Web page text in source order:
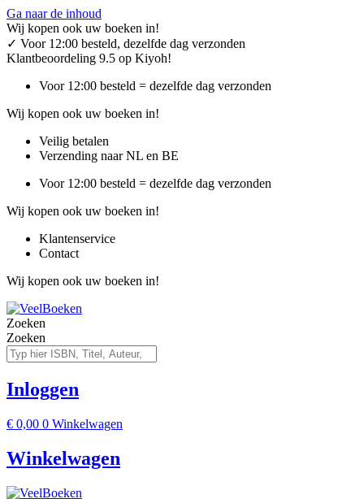
Ga naar de inhoud
Wij kopen ook uw boeken in!
✓ Voor 12:00 besteld, dezelfde dag verzonden
Klantbeoordeling 9.5 op Kiyoh!
Voor 12:00 besteld = dezelfde dag verzonden
Wij kopen ook uw boeken in!
Veilig betalen
Verzending naar NL en BE
Voor 12:00 besteld = dezelfde dag verzonden
Wij kopen ook uw boeken in!
Klantenservice
Contact
Wij kopen ook uw boeken in!
Zoeken
Zoeken
Inloggen
€ 0,00 0 Winkelwagen
Winkelwagen